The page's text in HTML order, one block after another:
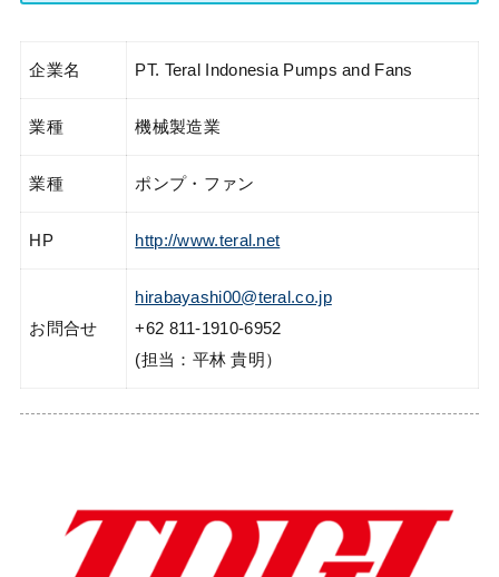
企業名 PT. Teral Indonesia Pumps and Fans
業種 機械製造業
業種 ポンプ・ファン
HP http://www.teral.net
お問合せ
hirabayashi00@teral.co.jp
+62 811-1910-6952
(担当：平林 貴明）